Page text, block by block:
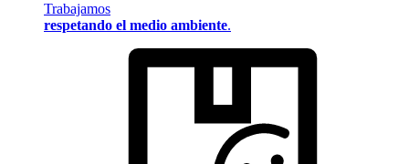
Trabajamos
respetando el medio ambiente.